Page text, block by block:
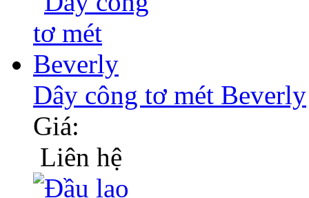
Dây công tơ mét Beverly
Giá:
Liên hệ